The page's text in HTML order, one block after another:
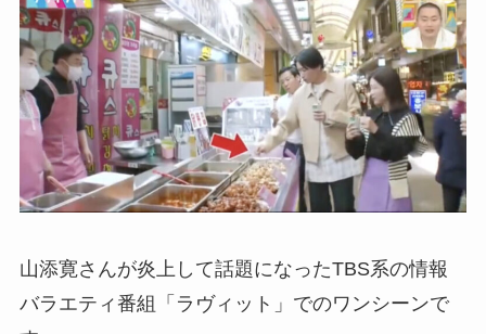
山添寛さんが炎上して話題になったTBS系の情報
バラエティ番組「ラヴィット」でのワンシーンで